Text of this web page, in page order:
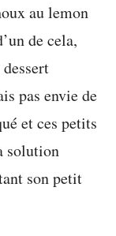
au lemon
de cela,
pas envie de
et ces petits
solution
son petit